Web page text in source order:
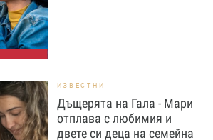
ИЗВЕСТНИ
Дъщерята на Гала - Мари
отплава с любимия и
двете си деца на семейна